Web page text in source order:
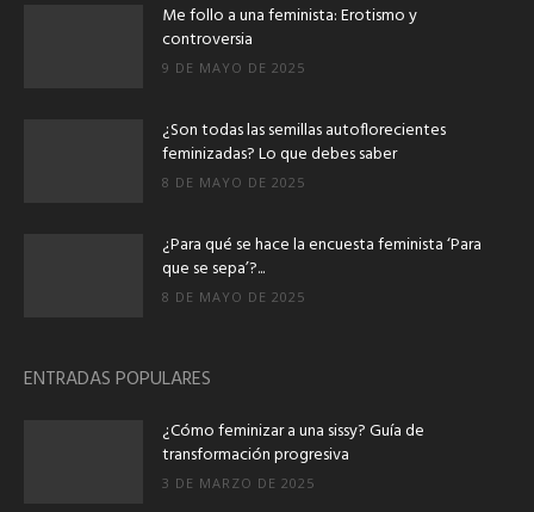
Me follo a una feminista: Erotismo y
controversia
9 DE MAYO DE 2025
¿Son todas las semillas autoflorecientes
feminizadas? Lo que debes saber
8 DE MAYO DE 2025
¿Para qué se hace la encuesta feminista ‘Para
que se sepa’?...
8 DE MAYO DE 2025
ENTRADAS POPULARES
¿Cómo feminizar a una sissy? Guía de
transformación progresiva
3 DE MARZO DE 2025